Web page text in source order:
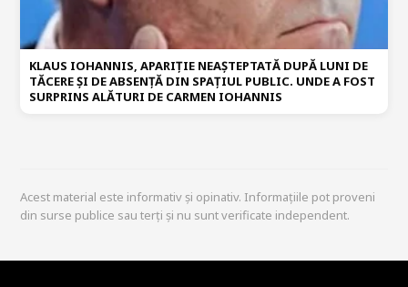
KLAUS IOHANNIS, APARIȚIE NEAȘTEPTATĂ DUPĂ LUNI DE
TĂCERE ȘI DE ABSENȚĂ DIN SPAȚIUL PUBLIC. UNDE A FOST
SURPRINS ALĂTURI DE CARMEN IOHANNIS
Acest material este informativ și opinativ. Informațiile pot proveni
din surse publice sau terți și nu sunt verificate independent.